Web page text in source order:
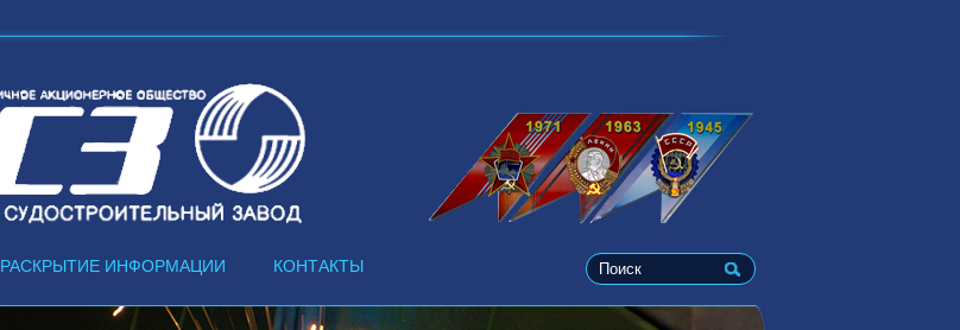
РАСКРЫТИЕ ИНФОРМАЦИИ КОНТАКТЫ